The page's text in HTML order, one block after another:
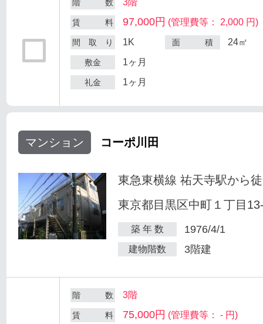
階 数 3階
賃 料 97,000円 (管理費等： 2,000 円)
間 取 り 1K 面 積 24㎡
敷金 1ヶ月
礼金 1ヶ月
マンション コーポ川田
東急東横線 祐天寺駅から
東京都目黒区中町１丁目
築 年 数 1976/4/1
建物階数 3階建
階 数 3階
賃 料 75,000円 (管理費等： - 円)